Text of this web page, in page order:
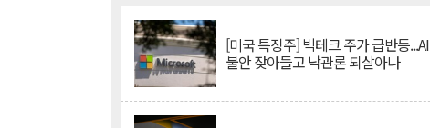
[미국 특징주] 빅테크 주가 급반등...AI
불안 잦아들고 낙관론 되살아나